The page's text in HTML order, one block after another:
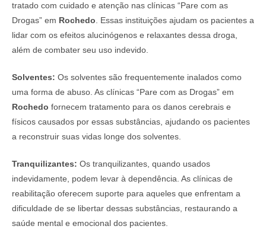
tratado com cuidado e atenção nas clínicas “Pare com as
Drogas” em Rochedo . Essas instituições ajudam os pacientes a
lidar com os efeitos alucinógenos e relaxantes dessa droga,
além de combater seu uso indevido.
Solventes: Os solventes são frequentemente inalados como
uma forma de abuso. As clínicas “Pare com as Drogas” em
Rochedo fornecem tratamento para os danos cerebrais e
físicos causados por essas substâncias, ajudando os pacientes
a reconstruir suas vidas longe dos solventes.
Tranquilizantes: Os tranquilizantes, quando usados
indevidamente, podem levar à dependência. As clínicas de
reabilitação oferecem suporte para aqueles que enfrentam a
dificuldade de se libertar dessas substâncias, restaurando a
saúde mental e emocional dos pacientes.